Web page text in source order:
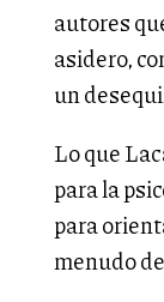
autores
asidero,
un
Lo que
para la
para
menudo